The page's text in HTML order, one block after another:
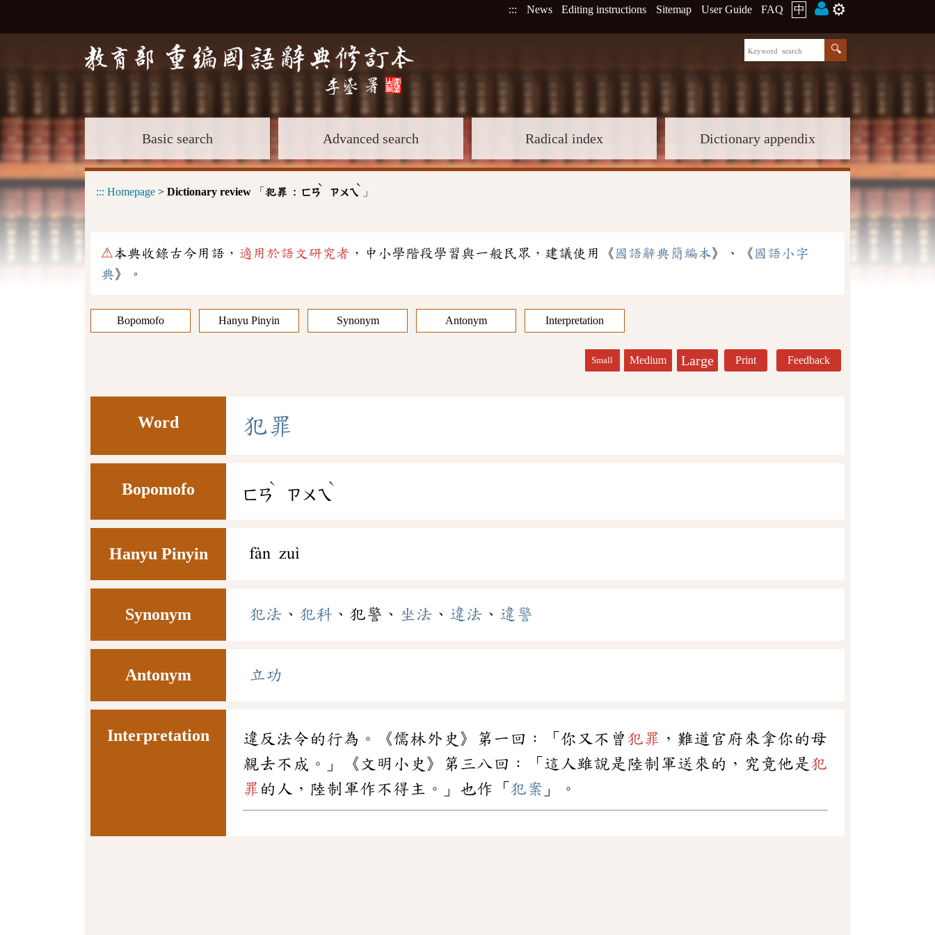
::: News Editing instructions Sitemap User Guide FAQ 中 ⚙️
Basic search Advanced search Radical index Dictionary appendix
::: Homepage > Dictionary review 「 犯罪 : ㄈㄢ
ˋ
ㄗㄨㄟ
ˋ
」
⚠本典收錄古今用語， 適用於語文研究者 ，中小學階段學習與一般民眾，建議使用《 國語辭典簡編本》、《 國語小字
典》。
Bopomofo Hanyu Pinyin Synonym Antonym Interpretation
Small Medium Large Print Feedback
Word 犯罪
Bopomofo ㄈㄢ
ˋ
ㄗㄨㄟ
ˋ
Hanyu Pinyin fàn zuì
Synonym 犯法 、 犯科 、犯警、 坐法 、 違法 、 違警
Antonym 立功
Interpretation 違反法令的行為。《儒林外史》第一回：「你又不曾 犯罪 ，難道官府來拿你的母
親去不成。」《文明小史》第三八回：「這人雖說是陸制軍送來的，究竟他是 犯
罪 的人，陸制軍作不得主。」也作「 犯案 」。